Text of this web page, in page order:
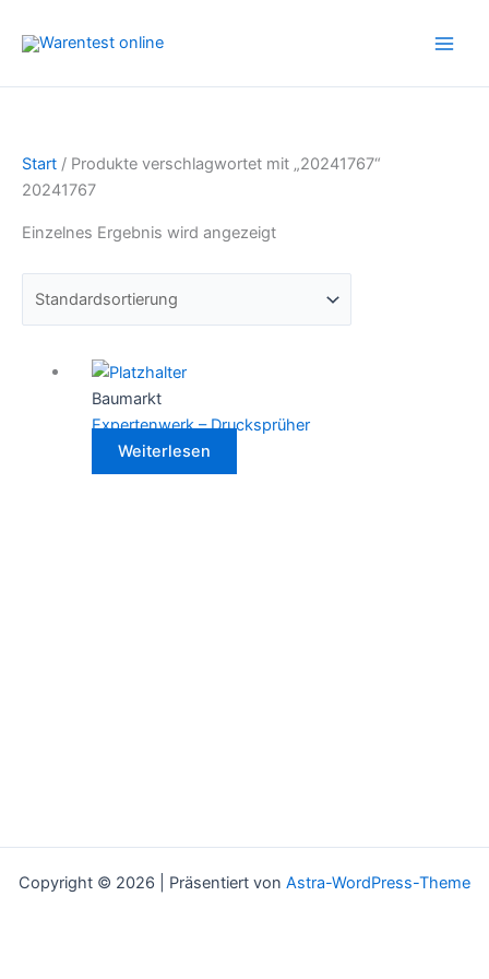
Inhalt
Start / Produkte verschlagwortet mit „20241767“
20241767
Einzelnes Ergebnis wird angezeigt
Baumarkt
Expertenwerk – Drucksprüher
Weiterlesen
Copyright © 2026 | Präsentiert von Astra-WordPress-Theme